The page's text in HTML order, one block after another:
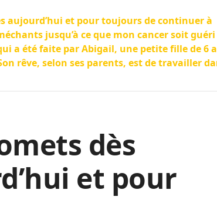
aujourd’hui et pour toujours de continuer à
jusqu’à ce que mon cancer soit
a été faite par Abigail, une petite fille de 6
rêve, selon ses parents, est de travailler
dès
et pour